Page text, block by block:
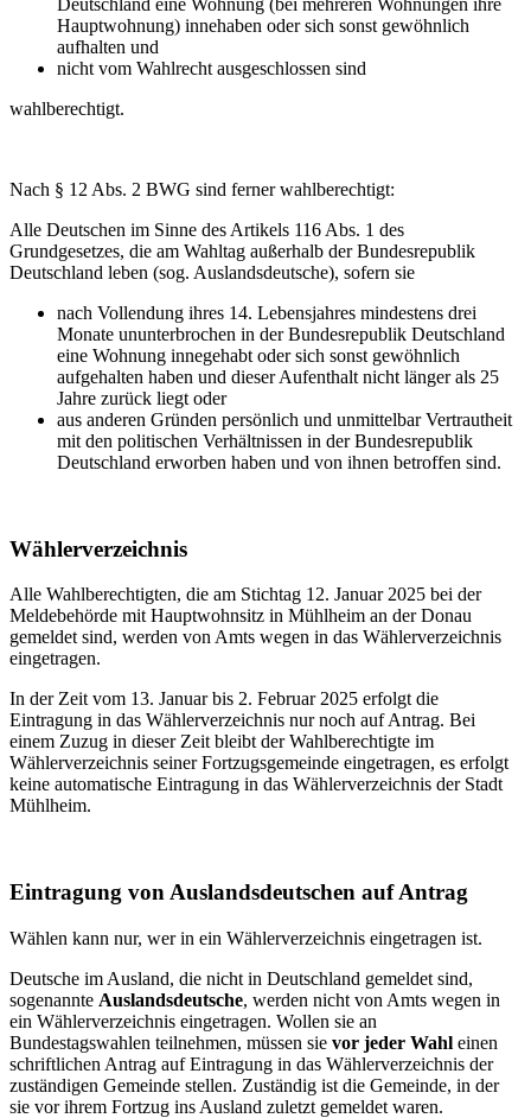
Hauptwohnung) innehaben oder sich sonst gewöhnlich
aufhalten und
nicht vom Wahlrecht ausgeschlossen sind
wahlberechtigt.
Nach § 12 Abs. 2 BWG sind ferner wahlberechtigt:
Alle Deutschen im Sinne des Artikels 116 Abs. 1 des
Grundgesetzes, die am Wahltag außerhalb der Bundesrepublik
Deutschland leben (sog. Auslandsdeutsche), sofern sie
nach Vollendung ihres 14. Lebensjahres mindestens drei
Monate ununterbrochen in der Bundesrepublik Deutschland
eine Wohnung innegehabt oder sich sonst gewöhnlich
aufgehalten haben und dieser Aufenthalt nicht länger als 25
Jahre zurück liegt oder
aus anderen Gründen persönlich und unmittelbar Vertrautheit
mit den politischen Verhältnissen in der Bundesrepublik
Deutschland erworben haben und von ihnen betroffen sind.
Wählerverzeichnis
Alle Wahlberechtigten, die am Stichtag 12. Januar 2025 bei der
Meldebehörde mit Hauptwohnsitz in Mühlheim an der Donau
gemeldet sind, werden von Amts wegen in das Wählerverzeichnis
eingetragen.
In der Zeit vom 13. Januar bis 2. Februar 2025 erfolgt die
Eintragung in das Wählerverzeichnis nur noch auf Antrag. Bei
einem Zuzug in dieser Zeit bleibt der Wahlberechtigte im
Wählerverzeichnis seiner Fortzugsgemeinde eingetragen, es erfolgt
keine automatische Eintragung in das Wählerverzeichnis der Stadt
Mühlheim.
Eintragung von Auslandsdeutschen auf Antrag
Wählen kann nur, wer in ein Wählerverzeichnis eingetragen ist.
Deutsche im Ausland, die nicht in Deutschland gemeldet sind,
sogenannte Auslandsdeutsche, werden nicht von Amts wegen in
ein Wählerverzeichnis eingetragen. Wollen sie an
Bundestagswahlen teilnehmen, müssen sie vor jeder Wahl einen
schriftlichen Antrag auf Eintragung in das Wählerverzeichnis der
zuständigen Gemeinde stellen. Zuständig ist die Gemeinde, in der
sie vor ihrem Fortzug ins Ausland zuletzt gemeldet waren.